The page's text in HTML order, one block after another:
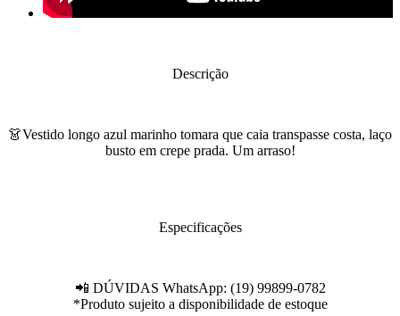
Descrição
👗Vestido longo azul marinho tomara que caia transpasse costa, laço
busto em crepe prada. Um arraso!
Especificações
📲 DÚVIDAS WhatsApp: (19) 99899-0782
*Produto sujeito a disponibilidade de estoque